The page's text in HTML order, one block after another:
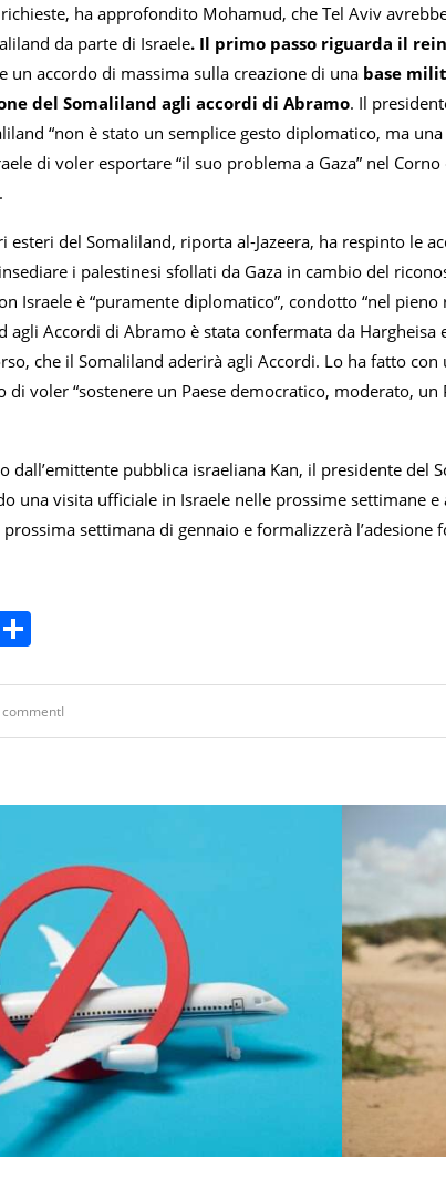
ha approfondito Mohamud, che Tel Aviv
da parte di Israele. Il primo passo riguarda il
un accordo di massima sulla creazione di una base
del Somaliland agli accordi di Abramo. Il
“non è stato un semplice gesto diplomatico, ma
di voler esportare “il suo problema a Gaza” nel
del Somaliland, riporta al-Jazeera, ha respinto le
i palestinesi sfollati da Gaza in cambio del
Israele è “puramente diplomatico”, condotto “nel
agli Accordi di Abramo è stata confermata da
che il Somaliland aderirà agli Accordi. Lo ha fatto
di voler “sostenere un Paese democratico, moderato,
dall’emittente pubblica israeliana Kan, il presidente
una visita ufficiale in Israele nelle prossime settimane
settimana di gennaio e formalizzerà